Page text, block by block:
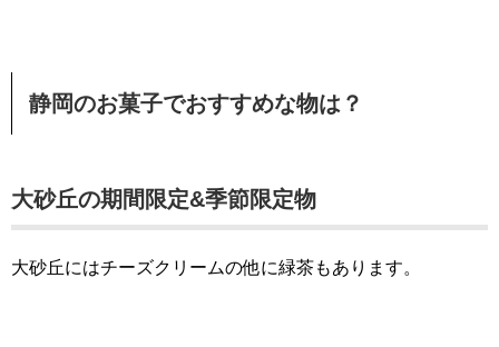
静岡のお菓子でおすすめな物は？
大砂丘の期間限定&季節限定物
大砂丘にはチーズクリームの他に緑茶もあります。